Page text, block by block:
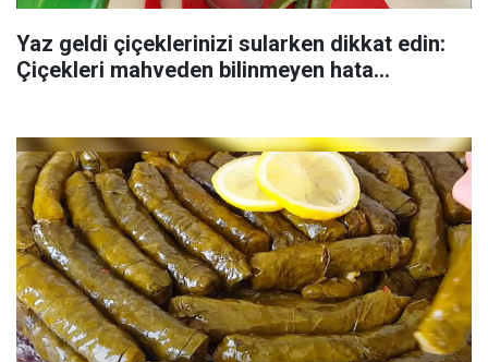
Yaz geldi çiçeklerinizi sularken dikkat edin:
Çiçekleri mahveden bilinmeyen hata...